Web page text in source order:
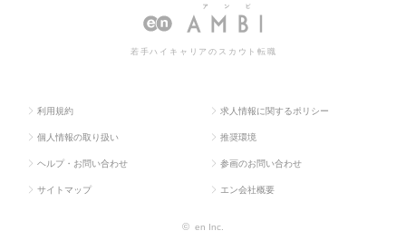
の転職 年間休日131日の求人情報
若手ハイキャリアのスカウト転職
利用規約 求人情報に関するポリシー
個人情報の取り扱い 推奨環境
ヘルプ・お問い合わせ 参画のお問い合わせ
サイトマップ エン会社概要
© en Inc.